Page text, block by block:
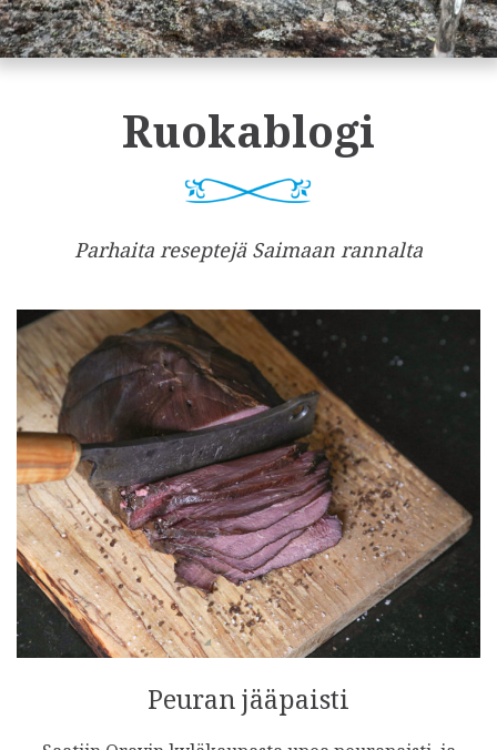
Ruokablogi
Parhaita reseptejä Saimaan rannalta
Peuran jääpaisti